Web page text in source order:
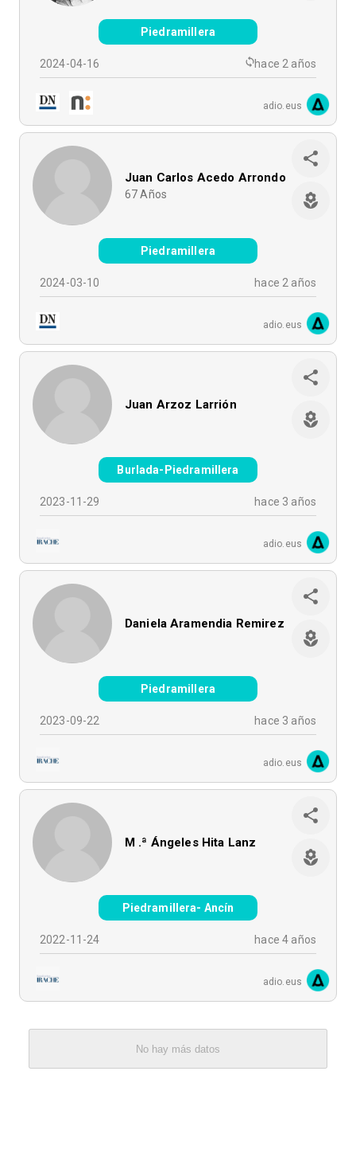
Piedramillera
2024-04-16 hace 2 años
adio.eus
Juan Carlos Acedo Arrondo
67 Años
Piedramillera
2024-03-10 hace 2 años
adio.eus
Juan Arzoz Larrión
Burlada-Piedramillera
2023-11-29 hace 3 años
adio.eus
Daniela Aramendia Remirez
Piedramillera
2023-09-22 hace 3 años
adio.eus
M .ª Ángeles Hita Lanz
Piedramillera- Ancín
2022-11-24 hace 4 años
adio.eus
No hay más datos